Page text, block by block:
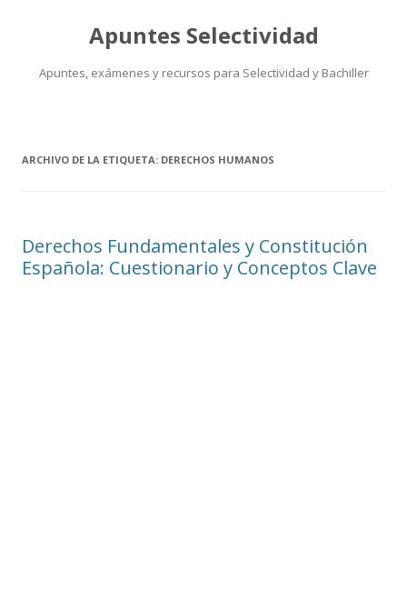
Apuntes Selectividad
Apuntes, exámenes y recursos para Selectividad y Bachiller
ARCHIVO DE LA ETIQUETA: DERECHOS HUMANOS
Derechos Fundamentales y Constitución
Española: Cuestionario y Conceptos Clave